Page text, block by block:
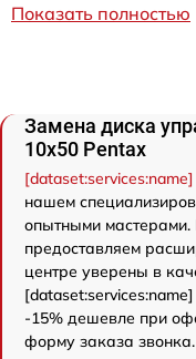
Показать полностью
Замена диска
10x50 Pentax
нашем
опытными мастерами.
предоставляем
центре уверены в
-15% дешевле при
форму заказа звонка.